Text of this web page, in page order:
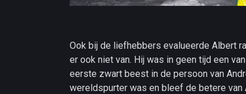
Ook bij de liefhebbers evalueerde Albert
er ook niet van. Hij was in geen tijd een
eerste zwart beest in de persoon van
wereldspurter was en bleef de betere